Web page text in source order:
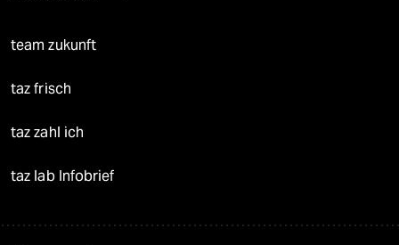
team zukunft
taz frisch
taz zahl ich
taz lab Infobrief